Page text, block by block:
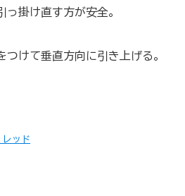
掛け直す方が安全。
けて垂直方向に引き上げる。
レッド